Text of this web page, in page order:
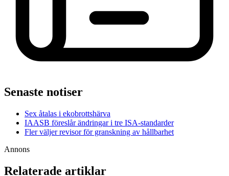
Senaste notiser
Sex åtalas i ekobrottshärva
IAASB föreslår ändringar i tre ISA-standarder
Fler väljer revisor för granskning av hållbarhet
Annons
Relaterade artiklar